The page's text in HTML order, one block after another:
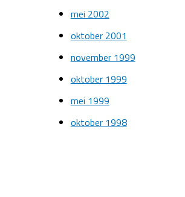
mei 2002
oktober 2001
november 1999
oktober 1999
mei 1999
oktober 1998